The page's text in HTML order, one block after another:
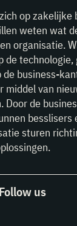
op zakelijke
weten wat
organisatie.
de technologie,
business-
middel van
Door de
besslisers
sturen
Follow us